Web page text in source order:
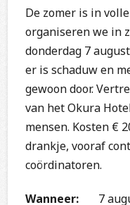
De zomer is in
organiseren we in
donderdag 7
er is schaduw en
gewoon door.
van het Okura
mensen. Kosten €
drankje, vooraf
coördinatoren.
Wanneer: 7